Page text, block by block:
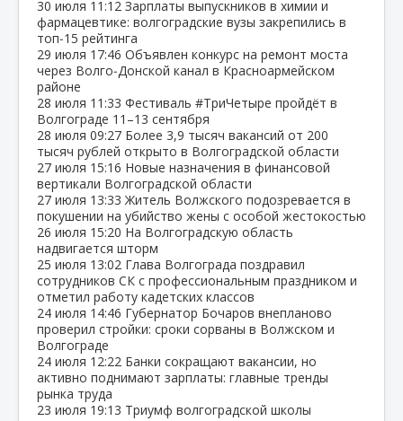
30 июля 11:12 Зарплаты выпускников в химии и
фармацевтике: волгоградские вузы закрепились в
топ‑15 рейтинга
29 июля 17:46 Объявлен конкурс на ремонт моста
через Волго‑Донской канал в Красноармейском
районе
28 июля 11:33 Фестиваль #ТриЧетыре пройдёт в
Волгограде 11–13 сентября
28 июля 09:27 Более 3,9 тысяч вакансий от 200
тысяч рублей открыто в Волгоградской области
27 июля 15:16 Новые назначения в финансовой
вертикали Волгоградской области
27 июля 13:33 Житель Волжского подозревается в
покушении на убийство жены с особой жестокостью
26 июля 15:20 На Волгоградскую область
надвигается шторм
25 июля 13:02 Глава Волгограда поздравил
сотрудников СК с профессиональным праздником и
отметил работу кадетских классов
24 июля 14:46 Губернатор Бочаров внепланово
проверил стройки: сроки сорваны в Волжском и
Волгограде
24 июля 12:22 Банки сокращают вакансии, но
активно поднимают зарплаты: главные тренды
рынка труда
23 июля 19:13 Триумф волгоградской школы